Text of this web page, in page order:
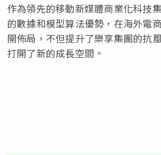
作為領先的移動新媒體商業化科技
的數據和模型算法優勢，在海外電
開佈局，不但提升了樂享集團的抗
打開了新的成長空間。